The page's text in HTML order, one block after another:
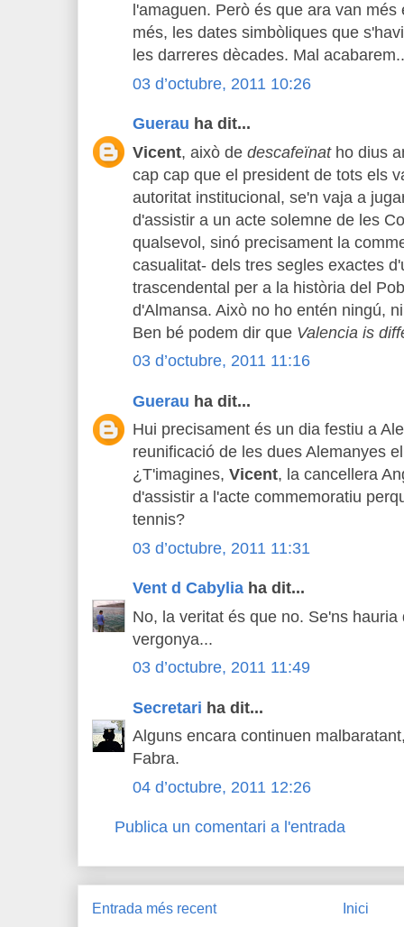
l'amaguen. Però és que ara van
més, les dates simbòliques que
les darreres dècades. Mal
03 d’octubre, 2011 10:26
Guerau ha dit...
Vicent, això de descafeïnatho dius
cap cap que el president de tots els
autoritat institucional, se'n vaja a
d'assistir a un acte solemne de les
qualsevol, sinó precisament la
casualitat- dels tres segles exactes
trascendental per a la història del
d'Almansa. Això no ho entén ningú,
Ben bé podem dir que Valencia is
03 d’octubre, 2011 11:16
Guerau ha dit...
Hui precisament és un dia festiu a
reunificació de les dues Alemanyes
¿T'imagines, Vicent, la cancellera
d'assistir a l'acte commemoratiu
tennis?
03 d’octubre, 2011 11:31
Vent d Cabylia ha dit...
No, la veritat és que no. Se'ns
vergonya...
03 d’octubre, 2011 11:49
Secretari ha dit...
Alguns encara continuen
Fabra.
04 d’octubre, 2011 12:26
Publica un comentari a l'entrada
Entrada més recent Inici